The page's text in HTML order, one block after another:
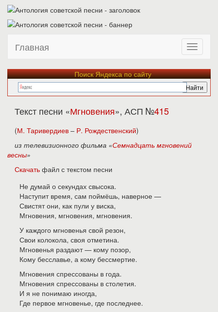
Главная
Поиск Яндекса по сайту
Текст песни «Мгновения», АСП №415
(М. Таривердиев – Р. Рождественский)
из телевизионного фильма «Семнадцать мгновений
весны»
Скачать файл с текстом песни
Не думай о секундах свысока.
Наступит время, сам поймёшь, наверное —
Свистят они, как пули у виска,
Мгновения, мгновения, мгновения.
У каждого мгновенья свой резон,
Свои колокола, своя отметина.
Мгновенья раздают — кому позор,
Кому бесславье, а кому бессмертие.
Мгновения спрессованы в года.
Мгновения спрессованы в столетия.
И я не понимаю иногда,
Где первое мгновенье, где последнее.